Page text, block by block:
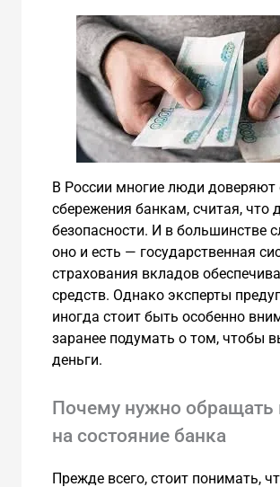
В России многие люди доверяют
сбережения банкам, считая, что
безопасности. И в большинстве
оно и есть — государственная
страхования вкладов
средств. Однако эксперты
иногда стоит быть особенно
заранее подумать о том, чтобы
деньги.
Почему нужно обращать
на состояние банка
Прежде всего, стоит понимать,